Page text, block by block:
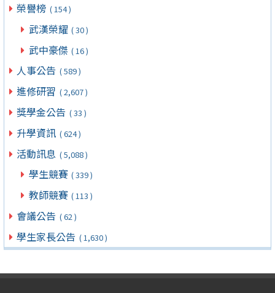
榮譽榜 ( 154 )
武漢榮耀 ( 30 )
武中豪傑 ( 16 )
人事公告 ( 589 )
進修研習 ( 2,607 )
獎學金公告 ( 33 )
升學資訊 ( 624 )
活動訊息 ( 5,088 )
學生競賽 ( 339 )
教師競賽 ( 113 )
會議公告 ( 62 )
學生家長公告 ( 1,630 )